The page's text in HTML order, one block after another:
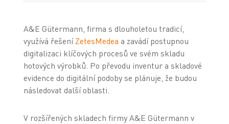
A&E Gütermann, firma s dlouholetou tradicí,
využívá řešení ZetesMedea a zavádí postupnou
digitalizaci klíčových procesů ve svém skladu
hotových výrobků. Po převodu inventur a skladové
evidence do digitální podoby se plánuje, že budou
následovat další oblasti.
V rozšířených skladech firmy A&E Gütermann v